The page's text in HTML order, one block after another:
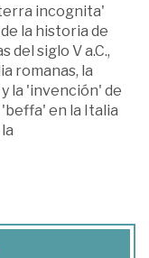
incognita'
la historia de
del siglo V a.C.,
romanas, la
la 'invención' de
'beffa' en la Italia